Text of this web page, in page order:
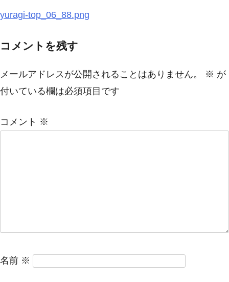
投
ナ
ゲ
ー
シ
ョ
yuragi-top_06_88.png
コメントを残す
メールアドレスが公開されることはありません。 ※ が
付いている欄は必須項目です
コメント ※
名前 ※